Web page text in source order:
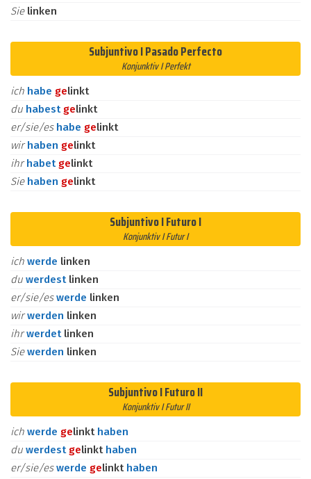
Sie linken
Subjuntivo I Pasado Perfecto
Konjunktiv I Perfekt
ich habe gelinkt
du habest gelinkt
er/sie/es habe gelinkt
wirhaben gelinkt
ihrhabet gelinkt
Sie haben gelinkt
Subjuntivo I Futuro I
Konjunktiv I Futur I
ich werde linken
du werdest linken
er/sie/eswerde linken
wirwerden linken
ihrwerdet linken
Siewerden linken
Subjuntivo I Futuro II
Konjunktiv I Futur II
ich werde gelinkt haben
du werdest gelinkt haben
er/sie/eswerde gelinkt haben